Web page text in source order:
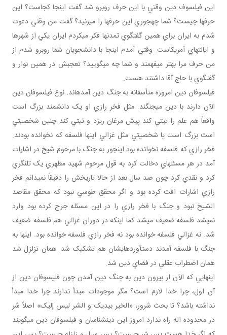
اين فيلسوف دين وقتي با اين حرف روبرو شد گفت اينجا کجاست؟ اين
حرف‎ها چيست؟ شما چه‎جوري اين حرف‎ها را مي‎زنيد؟ گفت من وقتي دعوت
شدم به ايران براي همين گفتگوي تمدن‎ها فکر مي‎کردم ايران يکي از شهرها
و ايالت‎هاي آمريکاست. وقتي آمدم اينجا با دانشجويان شما روبرو شدم از
من حرف مرا بهتر مي‎فهمند و شما چه مي‎گوييد؟ تعجبش در همين نوار و
گفتگوي با حاج آقا داشتند هست.
فيلسوفان دين امروزه متأسفانه به جنگ دين آمده‎اند. نوع فيلسوفان دين
الآن دارند با دين مي‎جنگند. مثل فخر رازي او يک دانشمند بزرگ است
واقعاً هم علم را تي‎تي کند پيش مرغان ريزد و تي‎تي کند چنين شخصيتي
است بزرگ است يا شخصيتي مثل غزالي اينها فلسفه که نخوانده بودند.
فخر رازي که فلسفه نخوانده بود اين‎جور به جنگ با مرحوم شيخ در اشارات
آمد در هر مسئله‎اي دخالت کرد به قول مرحوم شهيد مطهري يک تلنگري
کرد و نقدي کرد چون صد سال بعد از حالا تاريخش را دقيقاً نمي‎دانم فخر
رازي اشارات افت کرده بود و اگر محقق طوسي نبود که محقق مقاصد
الشيخ نبود و جنگ با فخر رازي را در اين مسئله جرح کرده بود وارد
نمي‎شد فلسفه ضعيف مي‎شد کما اينکه در دوران غزالي هم فلسفه ضعيف
شد. نه غزالي فلسفه خوانده بود نه فخر رازي فلسفه خوانده بود. اينها به
جنگ با فلسفه آمدند دست‎آوردهايشان هم تشکيک شد. همان تزلزل شد
همان اضطراب عقلي در فضاي دين شد.
اينهايي که الآن از بيرون دين به جنگ دين آمدن چون فليسوفان دين از
آن اول، چرا خدا لازم است؟ مگر موجودات مبدأ ندارند چرا خدا مبدأ
نداشته باشد؟ تا بحث شرور، «الخير بيديک و الشر ليس إليک» اصلاً شر
در محدوده اله راه ندارد امروز اين دين‎شناسان و فيلسوفان دين مي‎گويند